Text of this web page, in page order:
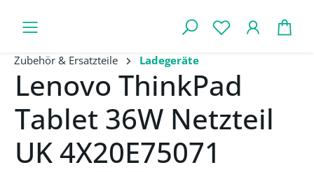
Zubehör & Ersatzteile Ladegeräte
Lenovo ThinkPad
Tablet 36W Netzteil
UK 4X20E75071